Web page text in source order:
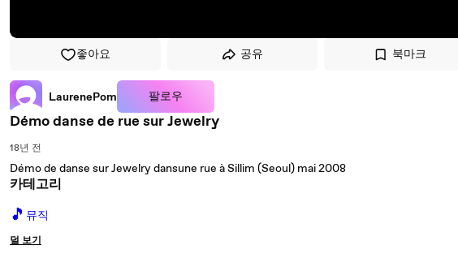
좋아요 공유 북마크
LaurenePom 팔로우
Démo danse de rue sur Jewelry
18년 전
Démo de danse sur Jewelry dansune rue à Sillim (Seoul) mai 2008
카테고리
🎵 뮤직
덜 보기